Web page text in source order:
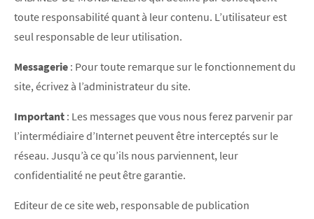
toute responsabilité quant à leur contenu. L’utilisateur est
seul responsable de leur utilisation.
Messagerie : Pour toute remarque sur le fonctionnement du
site, écrivez à l’administrateur du site.
Important : Les messages que vous nous ferez parvenir par
l’intermédiaire d’Internet peuvent être interceptés sur le
réseau. Jusqu’à ce qu’ils nous parviennent, leur
confidentialité ne peut être garantie.
Editeur de ce site web, responsable de publication